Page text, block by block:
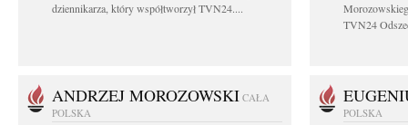
dziennikarza, który współtworzył TVN24....
TVN24
ANDRZEJ MOROZOWSKI CAŁA
POLSKA
POLSKA